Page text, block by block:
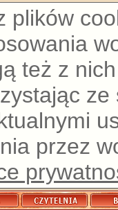
plików
też z
przez